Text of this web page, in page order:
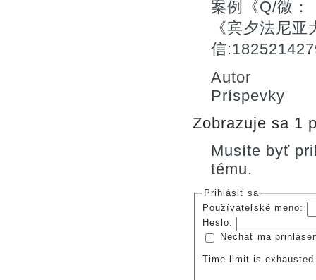
案例《Q/微：
《宾夕法尼
信
Autor
Príspevky
Zobrazuje sa 1
Musíte byť
tému.
Prihlásiť sa
Používateľské meno:
Heslo:
Nechať ma
Time limit is